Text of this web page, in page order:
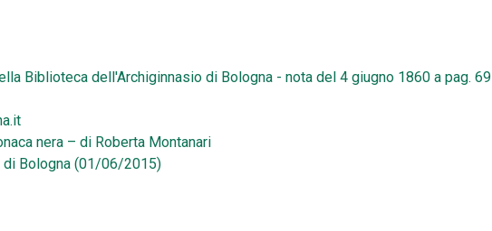
Biblioteca dell'Archiginnasio di Bologna - nota del 4 giugno 1860 a pag. 69
nera – di Roberta Montanari
di Bologna (01/06/2015)
tempo tra le acque del Po